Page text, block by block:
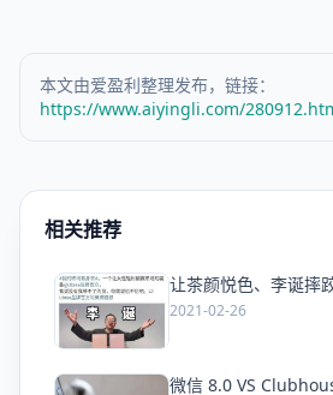
本文由爱盈利整理发布，链接：
https://www.aiyingli.com/
相关推荐
爱 让茶颜悦色、李诞摔
2021-02-26
微信 8.0 VS